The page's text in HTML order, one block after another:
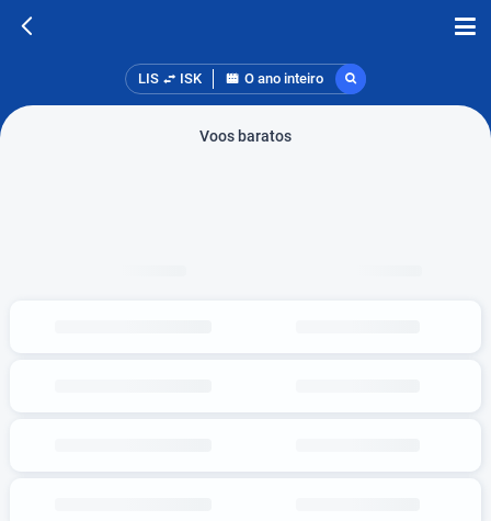
LIS ISK O ano inteiro
Voos baratos